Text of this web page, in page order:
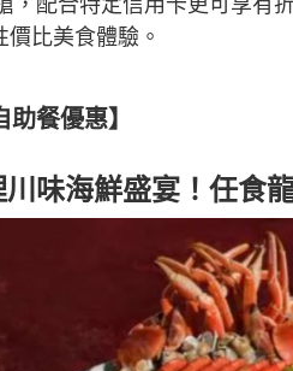
，配合特定信用卡更可享有
比美食體驗。
助餐優惠】
味海鮮盛宴！任食